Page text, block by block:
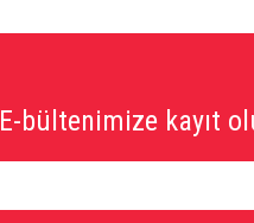
E-bültenimize kayıt